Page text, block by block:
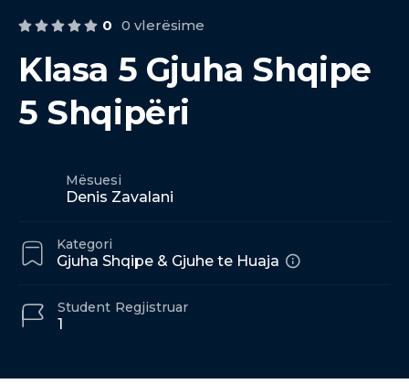
0 0 vlerësime
Klasa 5 Gjuha Shqipe
5 Shqipëri
Mësuesi
Denis Zavalani
Kategori
Gjuha Shqipe & Gjuhe te Huaja
1
Student Regjistruar